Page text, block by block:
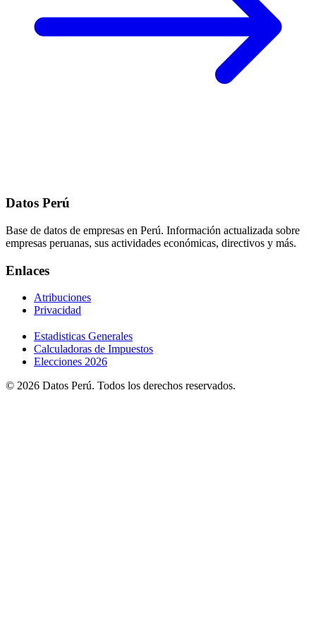
Datos Perú
Base de datos de empresas en Perú. Información actualizada sobre
empresas peruanas, sus actividades económicas, directivos y más.
Enlaces
Atribuciones
Privacidad
Estadisticas Generales
Calculadoras de Impuestos
Elecciones 2026
© 2026 Datos Perú. Todos los derechos reservados.